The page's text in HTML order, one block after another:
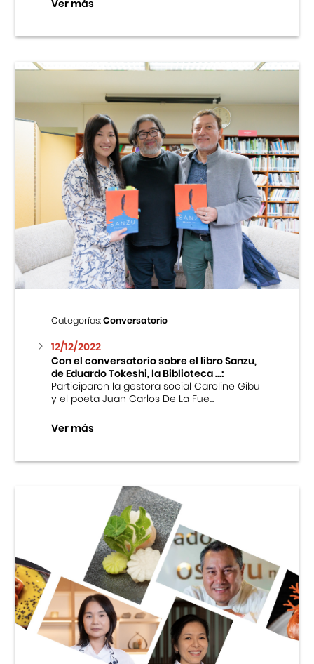
Ver más
Categorías:Conversatorio
12/12/2022
Con el conversatorio sobre el libro Sanzu,
de Eduardo Tokeshi, la Biblioteca ...:
Participaron la gestora social Caroline Gibu
y el poeta Juan Carlos De La Fue...
Ver más